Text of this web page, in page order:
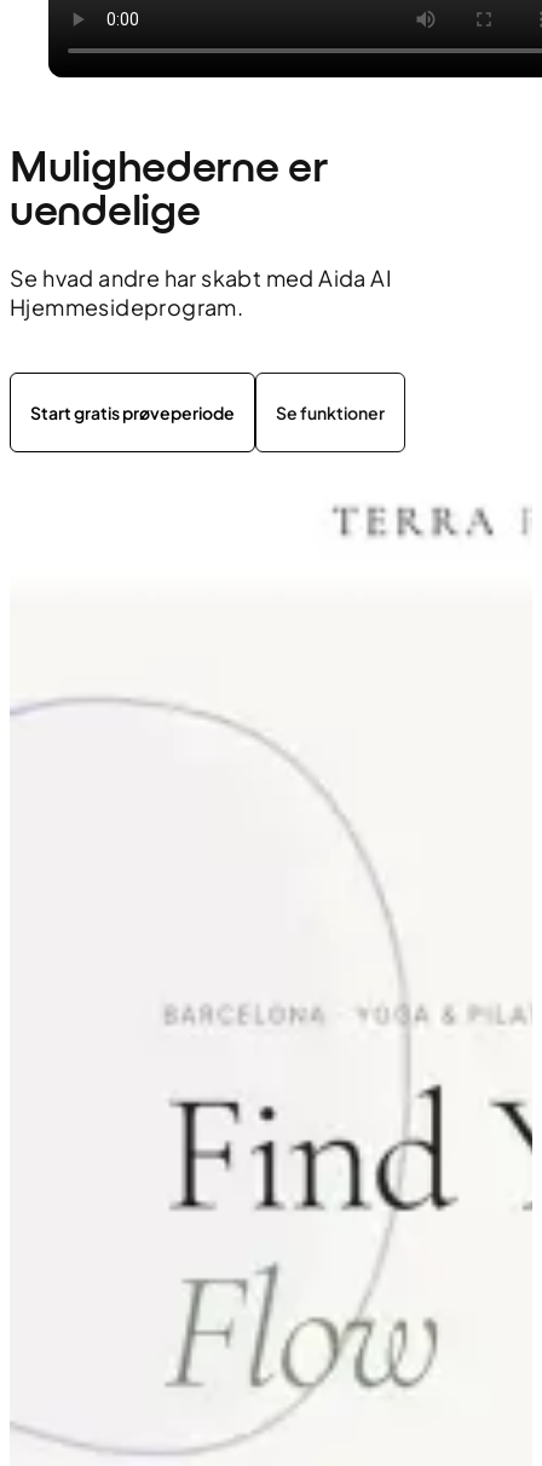
Mulighederne er
uendelige
Se hvad andre har skabt med Aida AI
Hjemmesideprogram.
Start gratis prøveperiode Se funktioner